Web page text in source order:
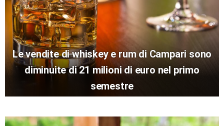
Le vendite di whiskey e rum di Campari sono
diminuite di 21 milioni di euro nel primo
semestre